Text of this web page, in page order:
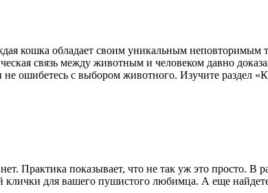
кошка обладает своим уникальным неповторимым
связь между животным и человеком давно
ошибетесь с выбором животного. Изучите раздел
Практика показывает, что не так уж это просто. В
клички для вашего пушистого любимца. А еще